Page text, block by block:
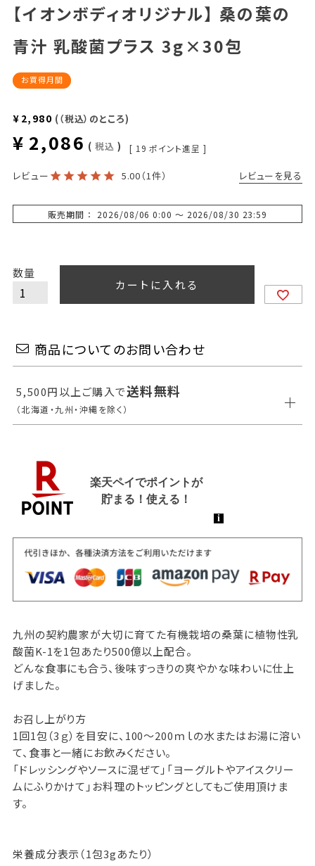
【イオンボディオリジナル】 桑の葉の
青汁 乳酸菌プラス 3g×30包
お買得月間
¥ 2,980 （税込）のところ
¥ 2,086 税込 [ 19 ポイント進呈 ]
レビュー 5.00 （1件） レビューを見る
販売期間 2026/08/06 0:00 〜 2026/08/30 23:59
カートに入れる
商品についてのお問い合わせ
5,500円以上ご購入で送料無料
（北海道・九州・沖縄を除く）
九州の契約農家が大切に育てた有機栽培の桑葉に植物性乳
酸菌K-1を1包あたり500億以上配合。
どんな食事にも合う、後味すっきりの爽やかな味わいに仕上
げました。
お召し上がり方
1回1包（3ｇ）を目安に、100～200ｍｌの水またはお湯に溶い
て、食事と一緒にお飲みください。
「ドレッシングやソースに混ぜて」「ヨーグルトやアイスクリー
ムにふりかけて」お料理のトッピングとしてもご使用頂けま
す。
栄養成分表示（1包3gあたり）